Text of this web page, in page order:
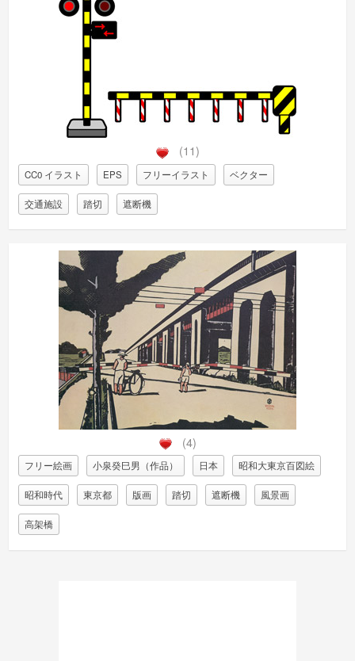
(11)
CC0 イラスト EPS フリーイラスト ベクター
交通施設 踏切 遮断機
(4)
フリー絵画 小泉癸巳男（作品） 日本 昭和大東京百図絵
昭和時代 東京都 版画 踏切 遮断機 風景画
高架橋